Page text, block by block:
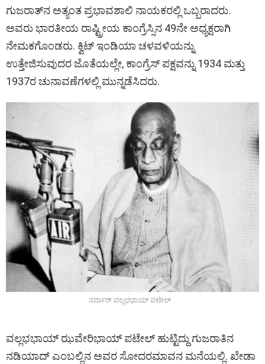
ಗುಜರಾತ್‌ನ ಅತ್ಯಂತ ಪ್ರಭಾವಶಾಲಿ ನಾಯಕರಲ್ಲಿ ಒಬ್ಬರಾದರು.
ಅವರು ಭಾರತೀಯ ರಾಷ್ಟ್ರೀಯ ಕಾಂಗ್ರೆಸ್ಸಿನ 49ನೇ ಅಧ್ಯಕ್ಷರಾಗಿ
ನೇಮಕಗೊಂಡರು. ಕ್ವಿಟ್ ಇಂಡಿಯಾ ಚಳವಳಿಯನ್ನು
ಉತ್ತೇಜಿಸುವುದರ ಜೊತೆಯಲ್ಲೇ, ಕಾಂಗ್ರೆಸ್ ಪಕ್ಷವನ್ನು 1934 ಮತ್ತು
1937ರ ಚುನಾವಣೆಗಳಲ್ಲಿ ಮುನ್ನಡೆಸಿದರು.
ಸರ್ದಾರ್ ವಲ್ಲಭಭಾಯ್ ಪಟೇಲ್
ವಲ್ಲಭಭಾಯ್ ಝವೇರಿಭಾಯ್ ಪಟೇಲ್ ಹುಟ್ಟಿದ್ದು ಗುಜರಾತಿನ
ನಡಿಯಾದ್ ಎಂಬಲ್ಲಿನ ಅವರ ಸೋದರಮಾವನ ಮನೆಯಲ್ಲಿ. ಖೇಡಾ